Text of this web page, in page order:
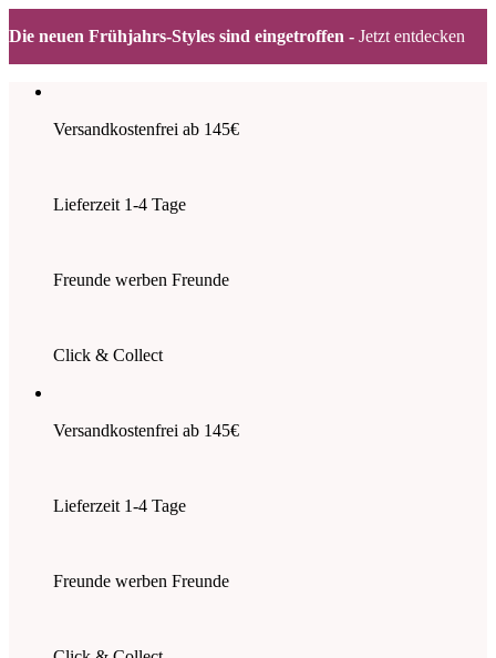
Die neuen Frühjahrs-Styles sind eingetroffen - Jetzt entdecken
Inhalt
Versandkostenfrei ab 145€
Lieferzeit 1-4 Tage
Freunde werben Freunde
Click & Collect
Versandkostenfrei ab 145€
Lieferzeit 1-4 Tage
Freunde werben Freunde